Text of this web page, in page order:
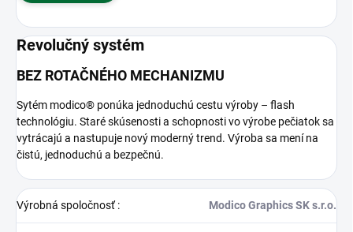
Revolučný systém
BEZ ROTAČNÉHO MECHANIZMU
Sytém modico® ponúka jednoduchú cestu výroby – flash
technológiu. Staré skúsenosti a schopnosti vo výrobe pečiatok sa
vytrácajú a nastupuje nový moderný trend. Výroba sa mení na
čistú, jednoduchú a bezpečnú.
Výrobná spoločnosť: Modico Graphics SK s.r.o.